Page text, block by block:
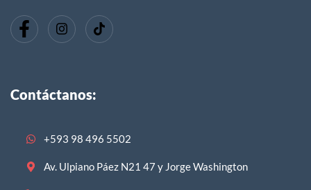
Contáctanos:
+593 98 496 5502
Av. Ulpiano Páez N21 47 y Jorge Washington